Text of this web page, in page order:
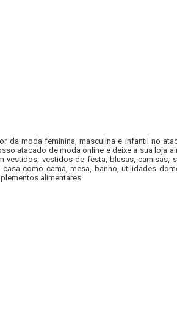
da moda feminina, masculina e infantil no
atacado de moda online e deixe a sua loja
vestidos, vestidos de festa, blusas, camisas,
como cama, mesa, banho, utilidades
alimentares.